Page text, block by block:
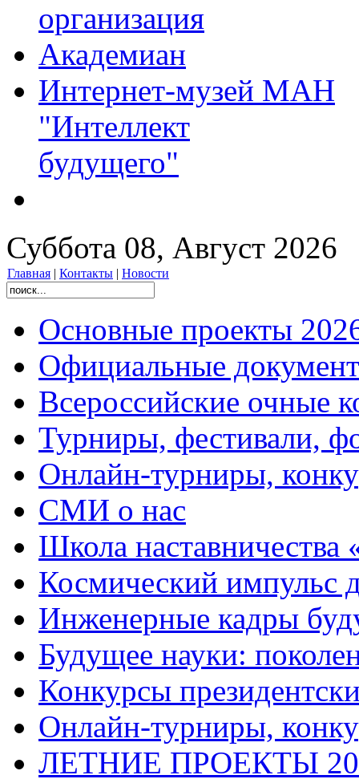
организация
Академиан
Интернет-музей МАН
"Интеллект
будущего"
Суббота 08, Август 2026
Главная | Контакты | Новости
Основные проекты
Официальные
Всероссийские очные
Турниры, фестивали,
Онлайн-турниры,
СМИ о нас
Школа
Космический импульс
Инженерные кадры
Будущее науки:
Конкурсы
Онлайн-турниры,
ЛЕТНИЕ ПРОЕКТЫ